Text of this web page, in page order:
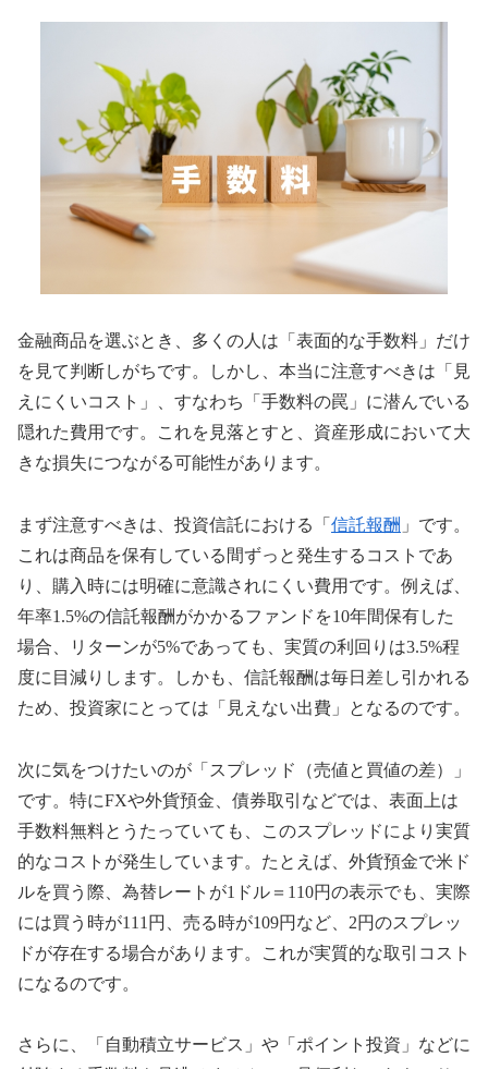
金融商品を選ぶとき、多くの人は「表面的な手数料」だけ
を見て判断しがちです。しかし、本当に注意すべきは「見
えにくいコスト」、すなわち「手数料の罠」に潜んでいる
隠れた費用です。これを見落とすと、資産形成において大
きな損失につながる可能性があります。
まず注意すべきは、投資信託における「 信託報酬 」です。
これは商品を保有している間ずっと発生するコストであ
り、購入時には明確に意識されにくい費用です。例えば、
年率1.5%の信託報酬がかかるファンドを10年間保有した
場合、リターンが5%であっても、実質の利回りは3.5%程
度に目減りします。しかも、信託報酬は毎日差し引かれる
ため、投資家にとっては「見えない出費」となるのです。
次に気をつけたいのが「スプレッド（売値と買値の差）」
です。特にFXや外貨預金、債券取引などでは、表面上は
手数料無料とうたっていても、このスプレッドにより実質
的なコストが発生しています。たとえば、外貨預金で米ド
ルを買う際、為替レートが1ドル＝110円の表示でも、実際
には買う時が111円、売る時が109円など、2円のスプレッ
ドが存在する場合があります。これが実質的な取引コスト
になるのです。
さらに、「自動積立サービス」や「ポイント投資」などに